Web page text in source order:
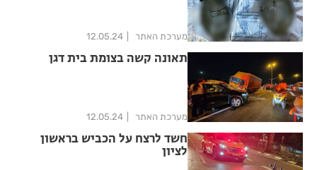
מערכת האתר 12.05.24
תאונה קשה בצומת בית דגן
מערכת האתר 12.05.24
חשד לרצח על הכביש בראשון
לציון